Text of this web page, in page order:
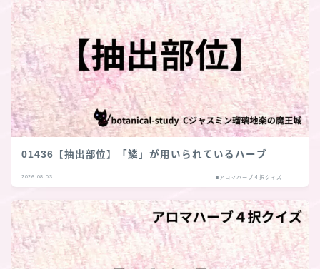
01436【抽出部位】「鱗」が用いられているハーブ
2026.08.03 ■アロマハーブ４択クイズ